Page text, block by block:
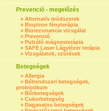
Prevenció - megelőzés
» Alternatív módszerek
» Bioptron fényterápia
» Biorezonancia vizsgálat
» Prevenció
» Pulzáló mágnesterápia
» SAFE Laser Lágylézer terápia
» Vizsgálatok, szűrések
Betegségek
» Allergia
» Bélrendszeri betegségek,
probiotikum
» Bőrbetegségek
» Cukorbetegség
» Daganatos betegségek